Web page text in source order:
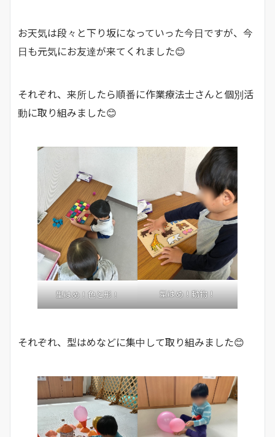
お天気は段々と下り坂になっていった今日ですが、今
日も元気にお友達が来てくれました😊
それぞれ、来所したら順番に作業療法士さんと個別活
動に取り組みました😊
型はめ！色と形！ 型はめ！動物！
それぞれ、型はめなどに集中して取り組みました😊